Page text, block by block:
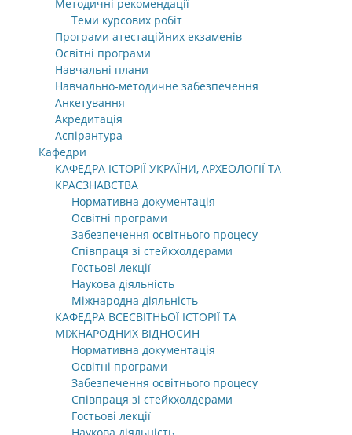
Методичні рекомендації
Теми курсових робіт
Програми атестаційних екзаменів
Освітні програми
Навчальні плани
Навчально-методичне забезпечення
Анкетування
Акредитація
Аспірантура
Кафедри
КАФЕДРА ІСТОРІЇ УКРАЇНИ, АРХЕОЛОГІЇ ТА
КРАЄЗНАВСТВА
Нормативна документація
Освітні програми
Забезпечення освітнього процесу
Співпраця зі стейкхолдерами
Гостьові лекції
Наукова діяльність
Міжнародна діяльність
КАФЕДРА ВСЕСВІТНЬОЇ ІСТОРІЇ ТА
МІЖНАРОДНИХ ВІДНОСИН
Нормативна документація
Освітні програми
Забезпечення освітнього процесу
Співпраця зі стейкхолдерами
Гостьові лекції